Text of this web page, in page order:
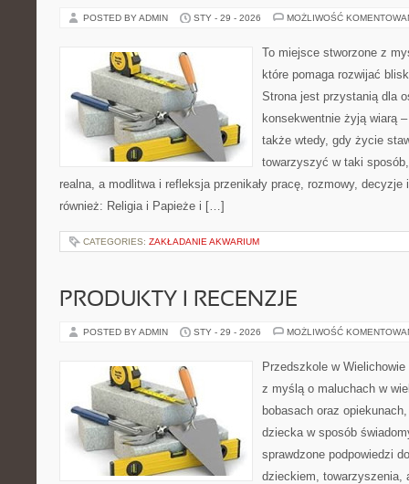
POSTED BY ADMIN STY - 29 - 2026 MOŻLIWOŚĆ
To miejsce stworzone z
które pomaga rozwijać
Strona jest przystanią dla
konsekwentnie żyją wiarą
także wtedy, gdy życie
towarzyszyć w taki
realna, a modlitwa i refleksja przenikały pracę, rozmowy,
również: Religia i Papieże i […]
CATEGORIES: ZAKŁADANIE AKWARIUM
PRODUKTY I RECENZJE
POSTED BY ADMIN STY - 29 - 2026 MOŻLIWOŚĆ
Przedszkole w
z myślą o maluchach w
bobasach oraz
dziecka w sposób
sprawdzone podpowiedzi
dzieckiem, towarzyszenia,